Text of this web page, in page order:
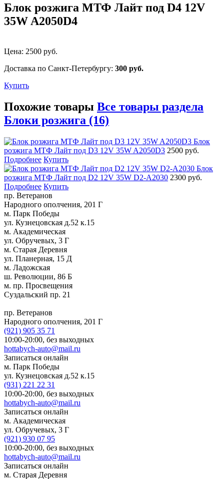
Блок розжига МТФ Лайт под D4 12V
35W A2050D4
Цена: 2500 руб.
Доставка по Санкт-Петербургу: 300 руб.
Купить
Похожие товары Все товары раздела
Блоки розжига (16)
Блок
розжига МТФ Лайт под D3 12V 35W A2050D3 2500 руб.
Подробнее Купить
Блок
розжига МТФ Лайт под D2 12V 35W D2-A2030 2300 руб.
Подробнее Купить
пр. Ветеранов
Народного ополчения, 201 Г
м. Парк Победы
ул. Кузнецовская д.52 к.15
м. Академическая
ул. Обручевых, 3 Г
м. Старая Деревня
ул. Планерная, 15 Д
м. Ладожская
ш. Революции, 86 Б
м. пр. Просвещения
Суздальский пр. 21
пр. Ветеранов
Народного ополчения, 201 Г
(921) 905 35 71
10:00-20:00, без выходных
hottabych-auto@mail.ru
Записаться онлайн
м. Парк Победы
ул. Кузнецовская д.52 к.15
(931) 221 22 31
10:00-20:00, без выходных
hottabych-auto@mail.ru
Записаться онлайн
м. Академическая
ул. Обручевых, 3 Г
(921) 930 07 95
10:00-20:00, без выходных
hottabych-auto@mail.ru
Записаться онлайн
м. Старая Деревня